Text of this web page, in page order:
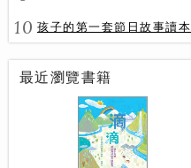
10 孩子的第一套節日故事讀本
最近瀏覽書籍